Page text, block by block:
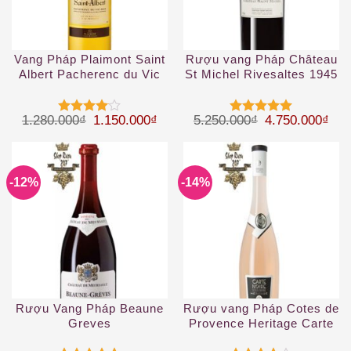
Vang Pháp Plaimont Saint
Albert Pacherenc du Vic
Được
45 sao
1.280.000₫ Giá gốc là: 1.280.000₫.
1.150.000₫ Giá hiện tại là: 1.150.000₫.
Rượu vang Pháp Château
St Michel Rivesaltes 1945
Được xếp
sao
5.250.000₫ Giá gốc là:
4.750.000₫
-12%
Rượu Vang Pháp Beaune
Greves
-14%
Rượu vang Pháp Cotes de
Provence Heritage Carte